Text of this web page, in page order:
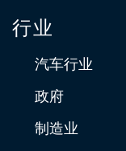
行业
汽车行业
政府
制造业